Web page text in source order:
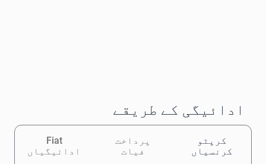
ادائیگی کے طریقے
کرپٹو
کرنسیاں
پرداخت
فیات
Fiat
ادائیگیاں